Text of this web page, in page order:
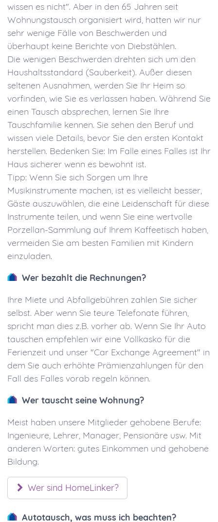
wissen es nicht". Aber in den 65 Jahren seit
Wohnungstausch organisiert wird, hatten wir nur
sehr wenige Fälle von Beschwerden und
überhaupt keine Berichte von Diebstählen.
Die wenigen Beschwerden drehten sich um den
Haushaltsstandard (Sauberkeit). Außer diesen
seltenen Ausnahmen, werden Sie Ihr Heim so
vorfinden, wie Sie es verlassen haben. Während Sie
einen Tausch absprechen, lernen Sie Ihre
Tauschfamilie kennen. Sie sehen den Beruf und
wissen viele Details, bevor Sie den ersten Kontakt
herstellen. Bedenken Sie: Im Falle eines Falles ist Ihr
Haus sicherer wenn es bewohnt ist.
Tipp: Wenn Sie sich Sorgen um Ihre
Musikinstrumente machen, ist es vielleicht besser,
Gäste auszuwählen, die eine Leidenschaft für diese
Instrumente teilen, und wenn Sie eine wertvolle
Porzellan-Sammlung auf Ihrem Kaffeetisch haben,
vermeiden Sie am besten Familien mit Kindern
einzuladen.
Wer bezahlt die Rechnungen?
Ihre Miete und Abfallgebühren zahlen Sie sicher
selbst. Aber wenn Sie teure Telefonate führen,
spricht man dies z.B. vorher ab. Wenn Sie Ihr Auto
tauschen empfehlen wir eine Vollkasko für die
Ferienzeit und unser "Car Exchange Agreement" in
dem Sie auch erhöhte Prämienzahlungen für den
Fall des Falles vorab regeln können.
Wer tauscht seine Wohnung?
Meist haben unsere Mitglieder gehobene Berufe:
Ingenieure, Lehrer, Manager, Pensionäre usw. Mit
anderen Worten: gutes Einkommen und gehobene
Bildung.
Wer sind HomeLinker?
Autotausch, was muss ich beachten?